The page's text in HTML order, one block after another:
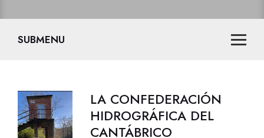
SUBMENU
LA CONFEDERACIÓN
HIDROGRÁFICA DEL
CANTÁBRICO